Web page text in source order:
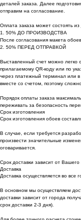
деталей заказа. Далее
отправим на согласование.
Оплата заказа может состоять из
1. 50% ДО ПРОИЗВОДСТВА
После согласования макета
2. 50% ПЕРЕД ОТПРАВКОЙ
Выставленный счет можно легко
прилагаемому QR-коду или по
через платежный терминал или
вместе со счетом, поэтому
Порядок оплаты заказа
переживать за безопасность
Срок изготовления
Срок изготовления обоев
В случае, если требуется
произвести значительные
оговаривается.
Срок доставки зависит от
Доставка
Доставка осуществляется во все
В основном мы осуществляем
доставки зависит от города
срок доставки 2-3 дня).